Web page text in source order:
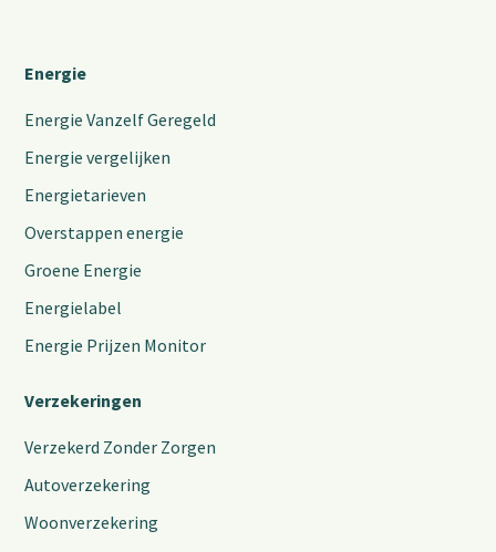
Energie
Energie Vanzelf Geregeld
Energie vergelijken
Energietarieven
Overstappen energie
Groene Energie
Energielabel
Energie Prijzen Monitor
Verzekeringen
Verzekerd Zonder Zorgen
Autoverzekering
Woonverzekering